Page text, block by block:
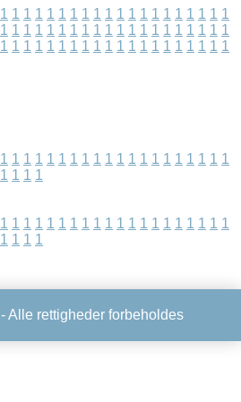
1 1 1 1 1 1 1 1 1 1 1 1 1 1 1 1 1 1 1 1
1 1 1 1 1 1 1 1 1 1 1 1 1 1 1 1 1 1 1 1
1 1 1 1 1 1 1 1 1 1 1 1 1 1 1 1 1 1 1 1
1 1 1 1 1 1 1 1 1 1 1 1 1 1 1 1 1 1 1 1
1 1 1 1
1 1 1 1 1 1 1 1 1 1 1 1 1 1 1 1 1 1 1 1
1 1 1 1
- Alle rettigheder forbeholdes